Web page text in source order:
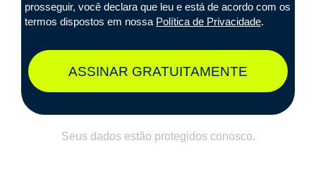
prosseguir, você declara que leu e está de acordo com os
termos dispostos em nossa Política de Privacidade.
ASSINAR GRATUITAMENTE
Seus dados estão protegidos conosco.